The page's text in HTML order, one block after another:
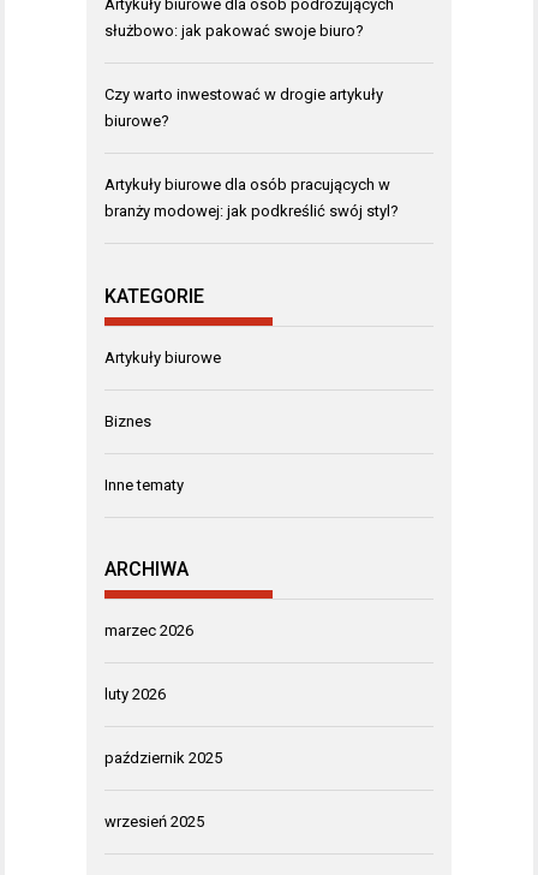
Artykuły biurowe dla osób podróżujących
służbowo: jak pakować swoje biuro?
Czy warto inwestować w drogie artykuły
biurowe?
Artykuły biurowe dla osób pracujących w
branży modowej: jak podkreślić swój styl?
KATEGORIE
Artykuły biurowe
Biznes
Inne tematy
ARCHIWA
marzec 2026
luty 2026
październik 2025
wrzesień 2025